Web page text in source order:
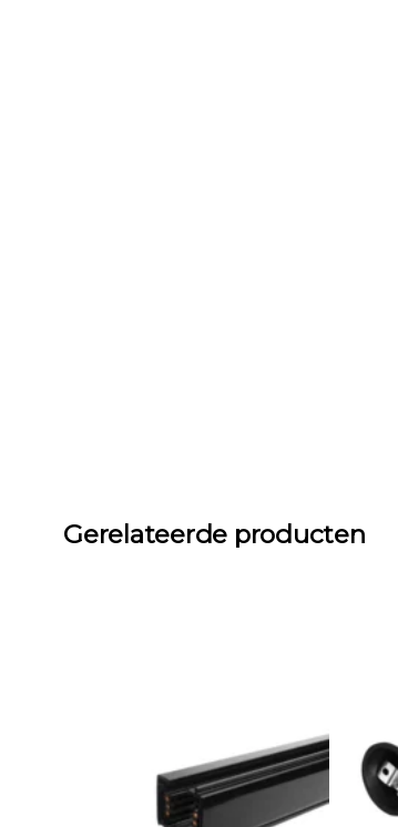
Gerelateerde producten